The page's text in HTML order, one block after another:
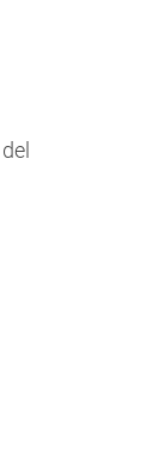
del